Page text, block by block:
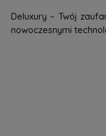
Deluxury – Twój
nowoczesnymi